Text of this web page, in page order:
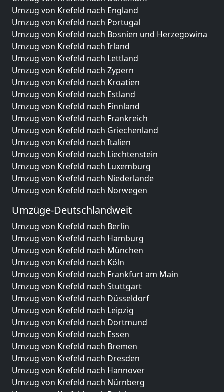
Umzug von Krefeld nach England
Umzug von Krefeld nach Portugal
Umzug von Krefeld nach Bosnien und Herzegowina
Umzug von Krefeld nach Irland
Umzug von Krefeld nach Lettland
Umzug von Krefeld nach Zypern
Umzug von Krefeld nach Kroatien
Umzug von Krefeld nach Estland
Umzug von Krefeld nach Finnland
Umzug von Krefeld nach Frankreich
Umzug von Krefeld nach Griechenland
Umzug von Krefeld nach Italien
Umzug von Krefeld nach Liechtenstein
Umzug von Krefeld nach Luxemburg
Umzug von Krefeld nach Niederlande
Umzug von Krefeld nach Norwegen
Umzüge-Deutschlandweit
Umzug von Krefeld nach Berlin
Umzug von Krefeld nach Hamburg
Umzug von Krefeld nach München
Umzug von Krefeld nach Köln
Umzug von Krefeld nach Frankfurt am Main
Umzug von Krefeld nach Stuttgart
Umzug von Krefeld nach Düsseldorf
Umzug von Krefeld nach Leipzig
Umzug von Krefeld nach Dortmund
Umzug von Krefeld nach Essen
Umzug von Krefeld nach Bremen
Umzug von Krefeld nach Dresden
Umzug von Krefeld nach Hannover
Umzug von Krefeld nach Nürnberg